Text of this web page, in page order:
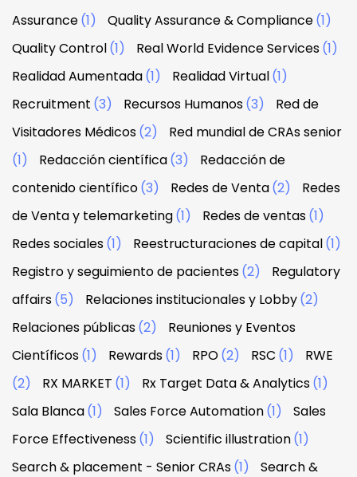
Assurance(1) Quality Assurance & Compliance(1)
Quality Control(1) Real World Evidence Services(1)
Realidad Aumentada(1) Realidad Virtual(1)
Recruitment (3) Recursos Humanos(3)
Red de
Visitadores Médicos(2)
Red mundial de CRAs senior
(1)
Redacción científica(3)
Redacción de
contenido científico(3) Redes de Venta(2)
Redes
de Venta y telemarketing(1) Redes de ventas(1)
Redes sociales(1) Reestructuraciones de capital(1)
Registro y seguimiento de pacientes(2)
Regulatory
affairs(5) Relaciones institucionales y Lobby(2)
Relaciones públicas(2)
Reuniones y Eventos
Científicos(1) Rewards(1) RPO(2) RSC (1)
RWE
(2)
RX MARKET (1) Rx Target Data & Analytics(1)
Sala Blanca(1) Sales Force Automation(1)
Sales
Force Effectiveness(1) Scientific illustration(1)
Search & placement - Senior CRAs(1)
Search &